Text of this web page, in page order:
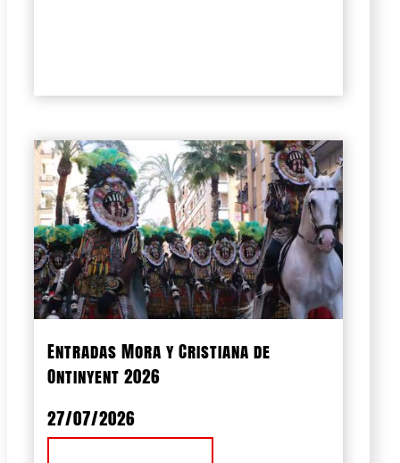
Entradas Mora y Cristiana de
Ontinyent 2026
27/07/2026